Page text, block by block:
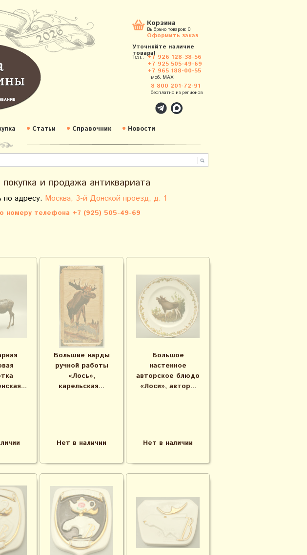
Корзина
Выбрано товаров: 0
Оформить заказ
Уточняйте наличие
товара!
Тел.: +7 926 128-38-56
+7 925 505-49-69
+7 965 188-00-55
моб. MAX
8 800 201-72-91
бесплатно из регионов
Статьи Справочник Новости
и продажа антиквариата
адресу: Москва, 3-й Донской проезд, д. 1
номеру телефона +7 (925) 505-49-69
Большие нарды
ручной работы
«Лось»,
карельская...
Нет в наличии
Большое
настенное
авторское блюдо
«Лоси», автор...
Нет в наличии